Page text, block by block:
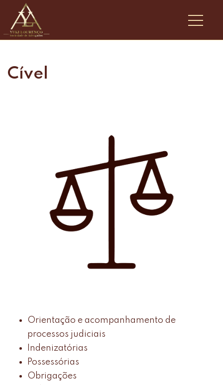
Cível
Orientação e acompanhamento de
processos judiciais
Indenizatórias
Possessórias
Obrigações